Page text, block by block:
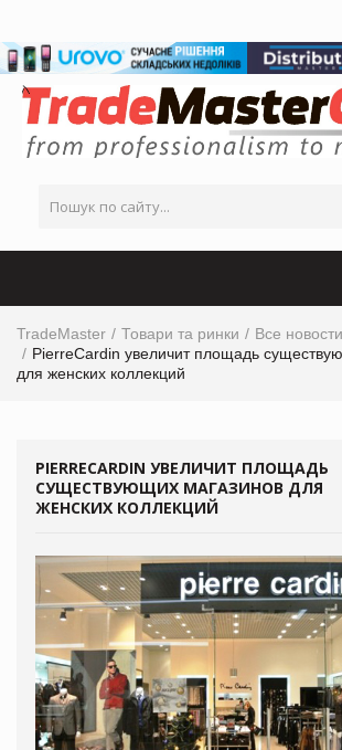
TradeMaster Товари та ринки
Все новости
PierreCardin увеличит площадь
для женских коллекций
PIERRECARDIN УВЕЛИЧИТ ПЛОЩАДЬ
СУЩЕСТВУЮЩИХ МАГАЗИНОВ ДЛЯ
ЖЕНСКИХ КОЛЛЕКЦИЙ